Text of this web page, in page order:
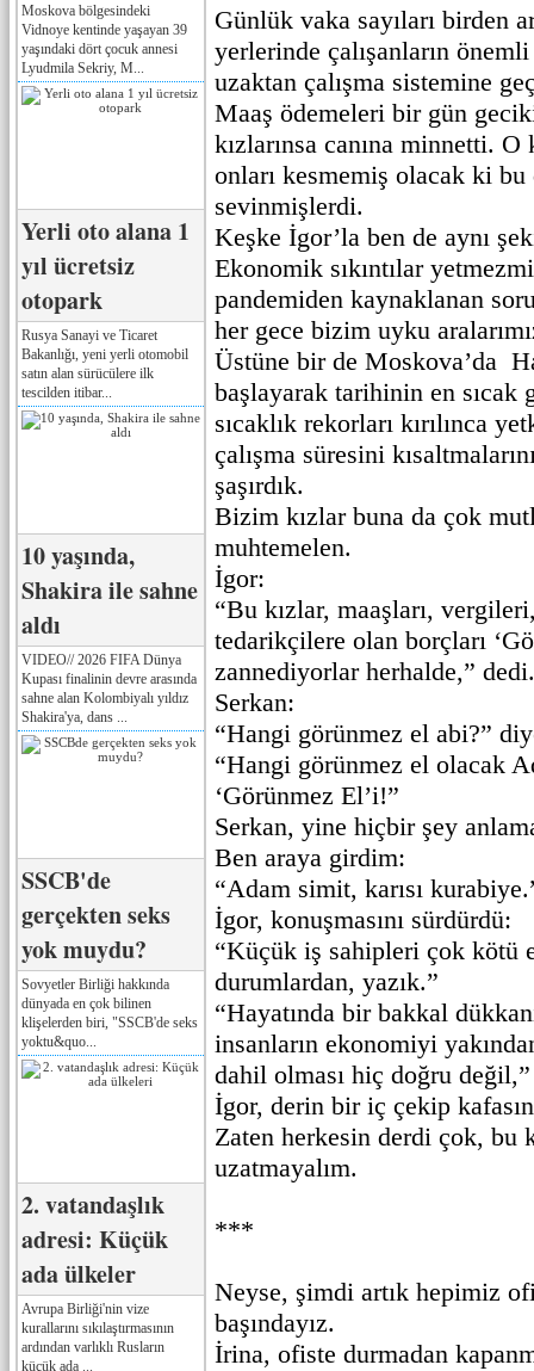
Moskova bölgesindeki
Vidnoye kentinde yaşayan 39
yaşındaki dört çocuk annesi
Lyudmila Sekriy, M...
Yerli oto alana 1
yıl ücretsiz
otopark
Rusya Sanayi ve Ticaret
Bakanlığı, yeni yerli otomobil
satın alan sürücülere ilk
tescilden itibar...
10 yaşında,
Shakira ile sahne
aldı
VIDEO// 2026 FIFA Dünya
Kupası finalinin devre arasında
sahne alan Kolombiyalı yıldız
Shakira'ya, dans ...
SSCB'de
gerçekten seks
yok muydu?
Sovyetler Birliği hakkında
dünyada en çok bilinen
klişelerden biri, "SSCB'de seks
yoktu&quo...
2. vatandaşlık
adresi: Küçük
ada ülkeler
Avrupa Birliği'nin vize
kurallarını sıkılaştırmasının
ardından varlıklı Rusların
küçük ada ...
Günlük vaka sayıları birden
yerlerinde çalışanların
uzaktan çalışma sistemine
Maaş ödemeleri bir gün
kızlarınsa canına minnetti.
onları kesmemiş olacak ki
sevinmişlerdi.
Keşke İgor’la ben de aynı
Ekonomik sıkıntılar
pandemiden kaynaklanan
her gece bizim uyku
Üstüne bir de Moskova’da
başlayarak tarihinin en sıcak
sıcaklık rekorları kırılınca
çalışma süresini
şaşırdık.
Bizim kızlar buna da çok
muhtemelen.
İgor:
“Bu kızlar, maaşları,
tedarikçilere olan borçları
zannediyorlar herhalde,” dedi.
Serkan:
“Hangi görünmez el abi?”
“Hangi görünmez el olacak
‘Görünmez El’i!”
Serkan, yine hiçbir şey
Ben araya girdim:
“Adam simit, karısı
İgor, konuşmasını sürdürdü:
“Küçük iş sahipleri çok kötü
durumlardan, yazık.”
“Hayatında bir bakkal
insanların ekonomiyi
dahil olması hiç doğru
İgor, derin bir iç çekip
Zaten herkesin derdi çok, bu
uzatmayalım.
***
Neyse, şimdi artık hepimiz
başındayız.
İrina, ofiste durmadan